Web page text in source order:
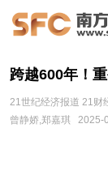
跨越600年！
21世纪经济报道 21财
曾静娇,郑嘉琪
2025-